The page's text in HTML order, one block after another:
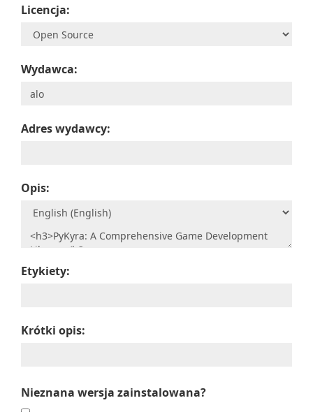
Licencja:
Wydawca:
Adres wydawcy:
Opis:
Etykiety:
Krótki opis:
Nieznana wersja zainstalowana?